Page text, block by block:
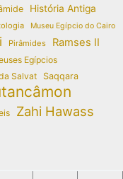
História Antiga
Museu Egípcio do Cairo
Pirâmides Ramses II
Egípcios
Salvat
Saqqara
Zahi Hawass